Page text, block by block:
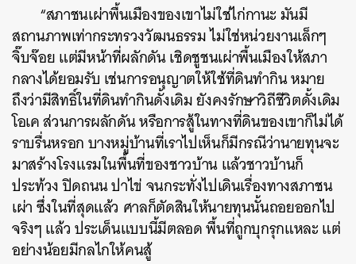
“สภาชนเผ่าพื้นเมืองของเขาไม่ใช่ไก่กานะ มันมี
สถานภาพเท่ากระทรวงวัฒนธรรม ไม่ใช่หน่วยงานเล็กๆ
จิ๊บจ๊อย แต่มีหน้าที่ผลักดัน เชิดชูชนเผ่าพื้นเมืองให้สภา
กลางได้ยอมรับ เช่นการอนุญาตให้ใช้ที่ดินทำกิน หมาย
ถึงว่ามีสิทธิ์ในที่ดินทำกินดั้งเดิม ยังคงรักษาวิถีชีวิตดั้งเดิม
โอเค ส่วนการผลักดัน หรือการสู้ในทางที่ดินของเขาก็ไม่ได้
ราบรื่นหรอก บางหมู่บ้านที่เราไปเห็นก็มีกรณีว่านายทุนจะ
มาสร้างโรงแรมในพื้นที่ของชาวบ้าน แล้วชาวบ้านก็
ประท้วง ปิดถนน ปาไข่ จนกระทั่งไปเดินเรื่องทางสภาชน
เผ่า ซึ่งในที่สุดแล้ว ศาลก็ตัดสินให้นายทุนนั้นถอยออกไป
จริงๆ แล้ว ประเด็นแบบนี้มีตลอด พื้นที่ถูกบุกรุกแหละ แต่
อย่างน้อยมีกลไกให้คนสู้